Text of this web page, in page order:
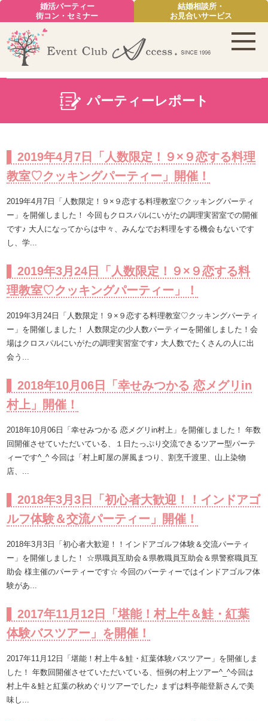
婚活パーティー
街コン・セミナー
結婚相談所・
お見合いサービス
パーティーレポート
2019年4月7日「人数限定！９×９恋する料理
教室♡クッキングパーティー」開催！
2019年4月7日「人数限定！９×９恋する料理教室♡クッキングパーティ
ー」を開催しました！ 今回もクロスパルにいがたの調理実習室での開催
です♪ 大人になってからは中々、みんなでお料理をする機会もないです
し、学...
2019年3月24日「人数限定！９×９恋する料
理教室♡クッキングパーティー」！
2019年3月24日「人数限定！９×９恋する料理教室♡クッキングパーティ
ー」を開催しました！ 人数限定の少人数パーティーを開催しました！会
場はクロスパルにいがたの調理実習室です♪ 大人数でたくさんの人に出
会う...
2018年10月06日「幸せみつかる 恋メグリin
村上」開催！
2018年10月06日「幸せみつかる 恋メグリin村上」を開催しました！ 年数
回開催させていただいている、１日たっぷり交流できるツアー型パーテ
ィーです^_^ 今回は「村上町屋の屏風まつり、割烹千渡里、山上染物
店、...
2018年3月3日「初心者大歓迎！！インドアゴ
ルフ体験＆交流パーティー」開催！
2018年3月3日「初心者大歓迎！！インドアゴルフ体験＆交流パーティ
ー」を開催しました！ ☆県職員互助会＆県教職員互助会＆県警察職員互
助会 様主催のパーティーです☆ 今回のパーティーではインドアゴルフ体
験があ...
2017年11月12日「堪能！村上牛＆鮭・紅葉
体験バスツアー」を開催！
2017年11月12日「堪能！村上牛＆鮭・紅葉体験バスツアー」を開催しま
した！ 年数回開催させていただいている、恒例の村上ツアー^_^今回は
村上牛＆鮭と紅葉の秋めぐりツアーでした♪ まずは料亭能登新さんで美
味し...